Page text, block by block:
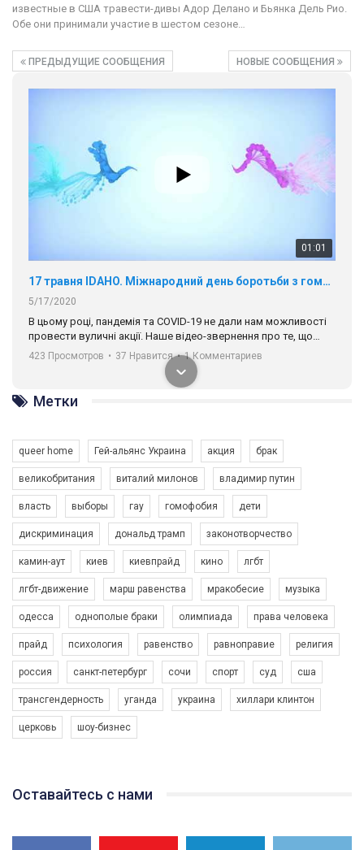
известные в США травести-дивы Адор Делано и Бьянка Дель Рио.
Обе они принимали участие в шестом сезоне…
ПРЕДЫДУЩИЕ СООБЩЕНИЯ НОВЫЕ СООБЩЕНИЯ
01:01
17 травня IDAHO. Міжнародний день боротьби з гомофобією трансфобією і біфобія.
5/17/2020
В цьому році, пандемія та COVІD-19 не дали нам можливості
провести вуличні акції. Наше відео-звернення про те, що
навіть коли ми у різних містах та не можемо зустрінеться, ми
разом. Ми закликаємо всіх хто поділяє цінності рівності та
солідарності, приєднатися до нас. Регіональні підрозділи
ГАУ є в 16 областях України.
Разом наш голос лунає гучніше!
423 Просмотров • 37 Нравится • 1 Комментариев
Зупинимо насильство проти ЛГБТ в Україні! Stop violence against LGBT in Ukraine!
6/30/2017
Емоційний та вражаючий промо-ролік на конкурс PACT, який
представляє програму "Гей-альянс Україна" з протидії
насильству проти ЛГБТ в Україні.
Ми просимо вашої підтримки, щоб реалізувати нашу
програму з боротьби з насильством проти ЛГБТ в Україні.
Якщо ти хочеш підтримати нас - просто натисни "лайк" під
best video, representing programme for the development of
1.9K Просмотров • 226 Нравится • 5 Комментариев
Метки
queer home Гей-альянс Украина акция брак
великобритания виталий милонов владимир путин
власть выборы гау гомофобия дети
дискриминация дональд трамп законотворчество
камин-аут киев киевпрайд кино лгбт
лгбт-движение марш равенства мракобесие музыка
одесса однополые браки олимпиада права человека
прайд психология равенство равноправие религия
россия санкт-петербург сочи спорт суд сша
трансгендерность уганда украина хиллари клинтон
церковь шоу-бизнес
Оставайтесь с нами